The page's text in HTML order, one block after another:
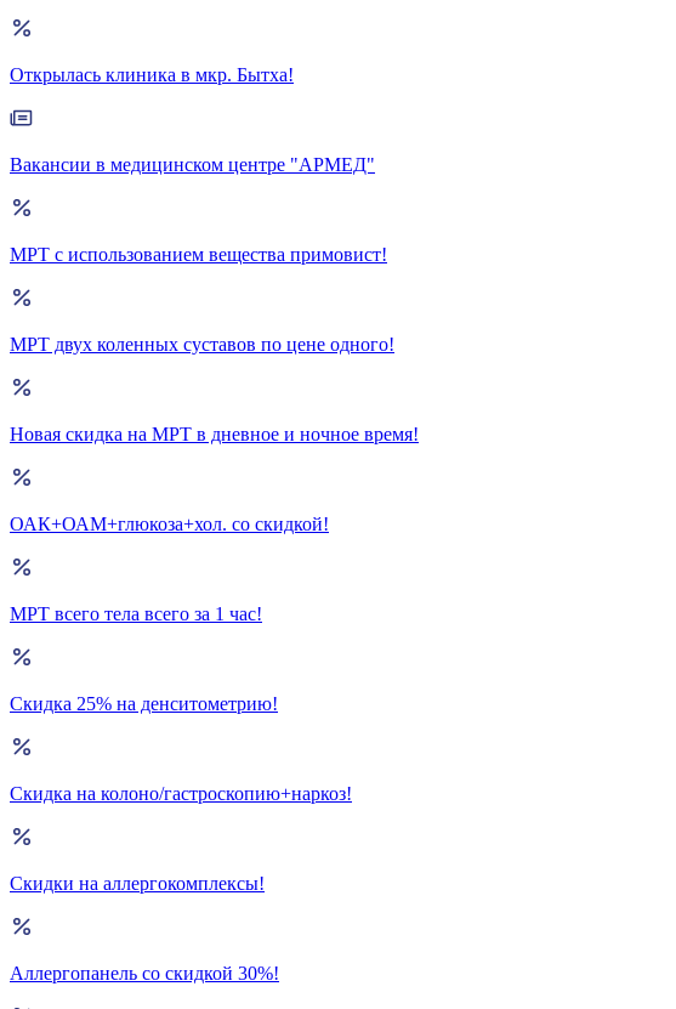
Открылась клиника в мкр. Бытха!
Вакансии в медицинском центре "АРМЕД"
МРТ с использованием вещества примовист!
МРТ двух коленных суставов по цене одного!
Новая скидка на МРТ в дневное и ночное время!
ОАК+ОАМ+глюкоза+хол. со скидкой!
МРТ всего тела всего за 1 час!
Скидка 25% на денситометрию!
Скидка на колоно/гастроскопию+наркоз!
Скидки на аллергокомплексы!
Аллергопанель со скидкой 30%!